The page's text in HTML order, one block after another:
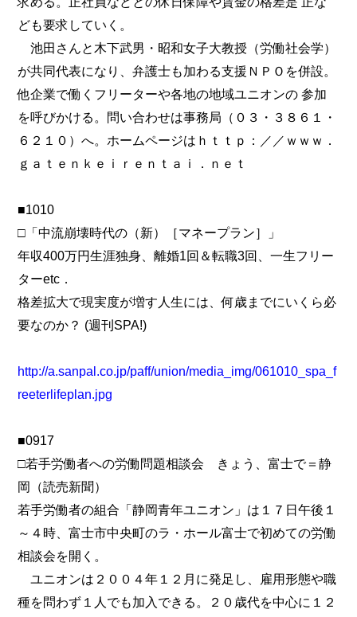
ども要求していく。
池田さんと木下武男・昭和女子大教授（労働社会学）
が共同代表になり、弁護士も加わる支援ＮＰＯを併設。
他企業で働くフリーターや各地の地域ユニオンの 参加
を呼びかける。問い合わせは事務局（０３・３８６１・
６２１０）へ。ホームページはｈｔｔｐ：／／ｗｗｗ．
ｇａｔｅｎｋｅｉｒｅｎｔａｉ．ｎｅｔ
■1010
□「中流崩壊時代の（新）［マネープラン］」
年収400万円生涯独身、離婚1回＆転職3回、一生フリー
ターetc．
格差拡大で現実度が増す人生には、何歳までにいくら必
要なのか？ (週刊SPA!)
http://a.sanpal.co.jp/paff/union/media_img/061010_spa_f
reeterlifeplan.jpg
■0917
□若手労働者への労働問題相談会 きょう、富士で＝静
岡（読売新聞）
若手労働者の組合「静岡青年ユニオン」は１７日午後１
～４時、富士市中央町のラ・ホール富士で初めての労働
相談会を開く。
ユニオンは２００４年１２月に発足し、雇用形態や職
種を問わず１人でも加入できる。２０歳代を中心に１２